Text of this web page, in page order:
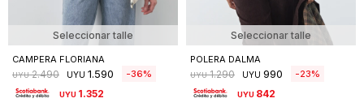
Seleccionar talle
CAMPERA FLORIANA
UYU 2.490 UYU 1.590 36
UYU 1.352
Seleccionar talle
POLERA DALMA
UYU 1.290 UYU 990 23
UYU 842